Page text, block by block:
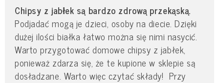
Chipsy z jabłek są bardzo zdrową przekąską.
Podjadać mogą je dzieci, osoby na diecie. Dzięki
dużej ilości białka łatwo można się nimi nasycić.
Warto przygotować domowe chipsy z jabłek,
ponieważ zdarza się, że te kupione w sklepie są
dosładzane. Warto więc czytać składy! Przy